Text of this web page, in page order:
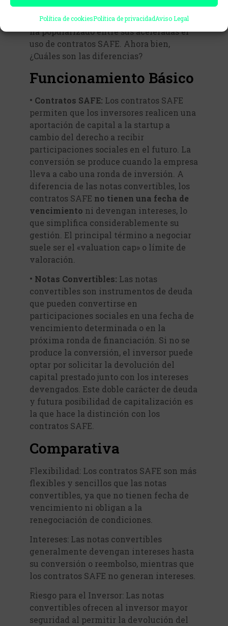
Política de cookiesPolítica de privacidadAviso Legal
efectiva, aunque en los últimos años, la
aceleradora estadounidense Ycombinator
ha popularizado entre sus aceleradas el
uso de contratos SAFE. Ahora bien,
¿Cuáles son las diferencias?
Funcionamiento Básico
• Contratos SAFE: Los contratos SAFE
permiten que los inversores realicen una
aportación de capital a la startup a
cambio del derecho a recibir
participaciones sociales en el futuro. La
conversión se produce cuando la empresa
lleva a cabo una ronda de inversión. A
diferencia de las notas convertibles, los
contratos SAFE no tienen una fecha de
vencimiento ni devengan intereses, lo
que simplifica considerablemente su
gestión. El principal término a negociar
suele ser el «valuation cap» o límite de
valoración.
• Notas Convertibles: Las notas
convertibles son instrumentos de deuda
que pueden convertirse en
participaciones sociales en una fecha de
vencimiento determinada o en la
próxima ronda de financiación. Si no se
produce la conversión, el inversor puede
optar por solicitar la devolución del
capital prestado junto con los intereses
devengados. Este doble carácter de deuda
y futura posibilidad de capitalización es
la que hace la distinción con los
contratos SAFE.
Comparativa
Flexibilidad: Los contratos SAFE son más
flexibles y sencillos que las notas
convertibles, ya que no tienen fecha de
vencimiento ni obligan a la
renegociación de condiciones.
Intereses: Las notas convertibles
generalmente devengan intereses hasta
su conversión o reembolso, mientras que
los contratos SAFE no generan intereses.
Riesgo para el Inversor: Las notas
convertibles ofrecen al inversor mayor
seguridad al permitir la devolución del